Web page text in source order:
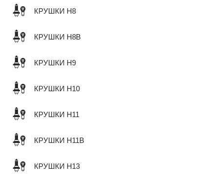
КРУШКИ H8
КРУШКИ H8B
КРУШКИ H9
КРУШКИ H10
КРУШКИ H11
КРУШКИ H11B
КРУШКИ H13